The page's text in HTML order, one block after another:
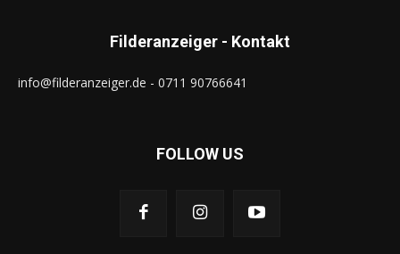
Filderanzeiger - Kontakt
info@filderanzeiger.de - 0711 90766641
FOLLOW US